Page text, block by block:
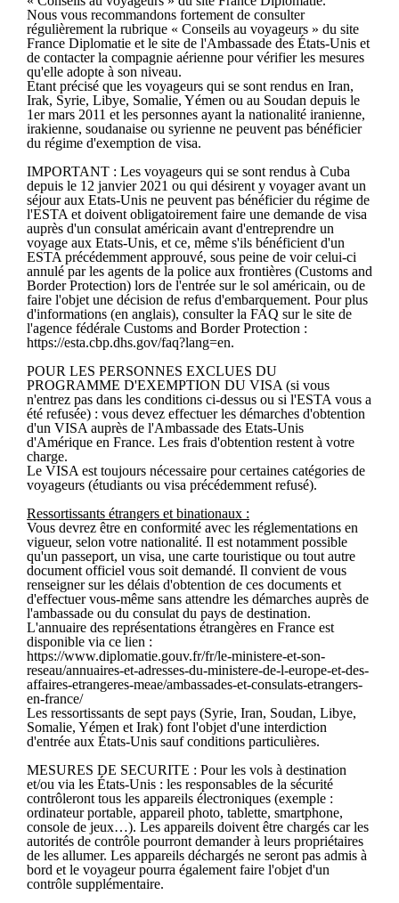
Nous vous recommandons fortement de consulter
régulièrement la rubrique « Conseils au voyageurs » du site
France Diplomatie et le site de l'Ambassade des États-Unis et
de contacter la compagnie aérienne pour vérifier les mesures
qu'elle adopte à son niveau.
Etant précisé que les voyageurs qui se sont rendus en Iran,
Irak, Syrie, Libye, Somalie, Yémen ou au Soudan depuis le
1er mars 2011 et les personnes ayant la nationalité iranienne,
irakienne, soudanaise ou syrienne ne peuvent pas bénéficier
du régime d'exemption de visa.
IMPORTANT : Les voyageurs qui se sont rendus à Cuba
depuis le 12 janvier 2021 ou qui désirent y voyager avant un
séjour aux Etats-Unis ne peuvent pas bénéficier du régime de
l'ESTA et doivent obligatoirement faire une demande de visa
auprès d'un consulat américain avant d'entreprendre un
voyage aux Etats-Unis, et ce, même s'ils bénéficient d'un
ESTA précédemment approuvé, sous peine de voir celui-ci
annulé par les agents de la police aux frontières (Customs and
Border Protection) lors de l'entrée sur le sol américain, ou de
faire l'objet une décision de refus d'embarquement. Pour plus
d'informations (en anglais), consulter la FAQ sur le site de
l'agence fédérale Customs and Border Protection :
https://esta.cbp.dhs.gov/faq?lang=en.
POUR LES PERSONNES EXCLUES DU
PROGRAMME D'EXEMPTION DU VISA (si vous
n'entrez pas dans les conditions ci-dessus ou si l'ESTA vous a
été refusée) : vous devez effectuer les démarches d'obtention
d'un VISA auprès de l'Ambassade des Etats-Unis
d'Amérique en France. Les frais d'obtention restent à votre
charge.
Le VISA est toujours nécessaire pour certaines catégories de
voyageurs (étudiants ou visa précédemment refusé).
Ressortissants étrangers et binationaux :
Vous devrez être en conformité avec les réglementations en
vigueur, selon votre nationalité. Il est notamment possible
qu'un passeport, un visa, une carte touristique ou tout autre
document officiel vous soit demandé. Il convient de vous
renseigner sur les délais d'obtention de ces documents et
d'effectuer vous-même sans attendre les démarches auprès de
l'ambassade ou du consulat du pays de destination.
L'annuaire des représentations étrangères en France est
disponible via ce lien :
https://www.diplomatie.gouv.fr/fr/le-ministere-et-son-
reseau/annuaires-et-adresses-du-ministere-de-l-europe-et-des-
affaires-etrangeres-meae/ambassades-et-consulats-etrangers-
en-france/
Les ressortissants de sept pays (Syrie, Iran, Soudan, Libye,
Somalie, Yémen et Irak) font l'objet d'une interdiction
d'entrée aux États-Unis sauf conditions particulières.
MESURES DE SECURITE : Pour les vols à destination
et/ou via les États-Unis : les responsables de la sécurité
contrôleront tous les appareils électroniques (exemple :
ordinateur portable, appareil photo, tablette, smartphone,
console de jeux…). Les appareils doivent être chargés car les
autorités de contrôle pourront demander à leurs propriétaires
de les allumer. Les appareils déchargés ne seront pas admis à
bord et le voyageur pourra également faire l'objet d'un
contrôle supplémentaire.